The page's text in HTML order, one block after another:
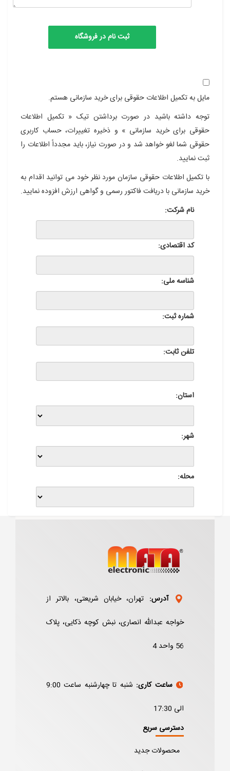
مایل به تکمیل اطلاعات حقوقی برای خرید سازمانی هستم.
توجه داشته باشید در صورت برداشتن تیک « تکمیل اطلاعات
حقوقی برای خرید سازمانی » و ذخیره تغییرات، حساب کاربری
حقوقی شما لغو خواهد شد و در صورت نیاز، باید مجدداً اطلاعات را
ثبت نمایید.
با تکمیل اطلاعات حقوقی سازمان مورد نظر خود می توانید اقدام به
خرید سازمانی با دریافت فاکتور رسمی و گواهی ارزش افزوده نمایید.
نام شرکت:
کد اقتصادی:
شناسه ملی:
شماره ثبت:
تلفن ثابت:
استان:
شهر:
محله:
آدرس: تهران، خیابان شریعتی، بالاتر از
خواجه عبدالله انصاری، نبش کوچه ذکایی، پلاک
56 واحد 4
ساعت کاری:
شنبه تا چهارشنبه ساعت 9:00
الی 17:30
دسترسی سریع
محصولات جدید